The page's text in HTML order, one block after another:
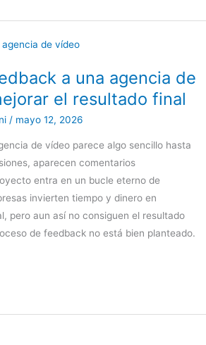
a una agencia de
el resultado final
/ mayo 12, 2026
de vídeo parece algo sencillo hasta
aparecen comentarios
entra en un bucle eterno de
invierten tiempo y dinero en
pero aun así no consiguen el resultado
de feedback no está bien planteado.